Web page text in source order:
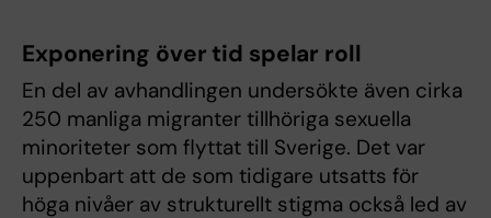
Exponering över tid spelar roll
En del av avhandlingen undersökte även cirka
250 manliga migranter tillhöriga sexuella
minoriteter som flyttat till Sverige. Det var
uppenbart att de som tidigare utsatts för
höga nivåer av strukturellt stigma också led av